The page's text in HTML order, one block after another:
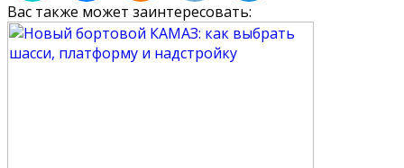
Вас также может заинтересовать: